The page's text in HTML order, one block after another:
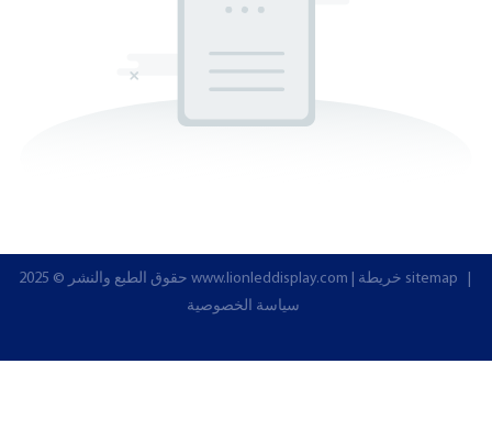
www.lionleddisplay.com خريطة sitemap